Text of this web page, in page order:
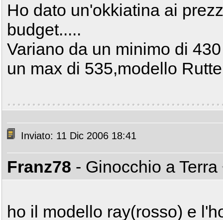
Ho dato un'okkiatina ai
budget.....
Variano da un minimo di
un max di 535,modello
Inviato: 11 Dic 2006 18:41
Franz78 - Ginocchio a Terra
ho il modello ray(rosso) e